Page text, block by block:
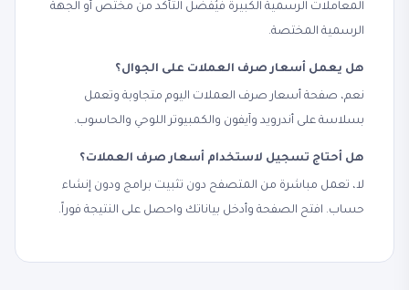
المعاملات الرسمية الكبيرة فيُفضّل التأكد من مختص أو الجهة
الرسمية المختصة.
هل يعمل أسعار صرف العملات على الجوال؟
نعم، صفحة أسعار صرف العملات اليوم متجاوبة وتعمل
بسلاسة على أندرويد وآيفون والكمبيوتر اللوحي والحاسوب.
هل أحتاج تسجيل لاستخدام أسعار صرف العملات؟
لا، تعمل مباشرة من المتصفح دون تثبيت برامج ودون إنشاء
حساب. افتح الصفحة وأدخل بياناتك واحصل على النتيجة فوراً.